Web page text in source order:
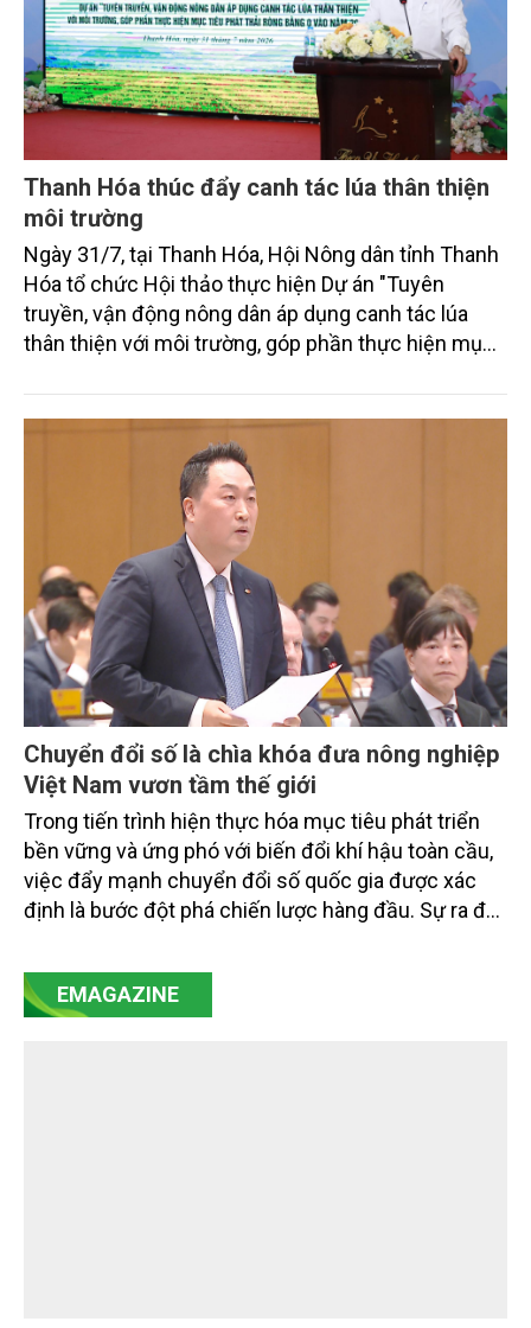
Thanh Hóa thúc đẩy canh tác lúa thân thiện
môi trường
Ngày 31/7, tại Thanh Hóa, Hội Nông dân tỉnh Thanh
Hóa tổ chức Hội thảo thực hiện Dự án "Tuyên
truyền, vận động nông dân áp dụng canh tác lúa
thân thiện với môi trường, góp phần thực hiện mục
trình thu hút sự tham gia của đông đảo đại biểu đến
từ các cơ quan quản lý nhà nước, đơn vị nghiên cứu,
doanh nghiệp, hợp tác xã và nông dân đang trực
tiếp triển khai mô hình sản xuất lúa phát thải thấp.
Chuyển đổi số là chìa khóa đưa nông nghiệp
Việt Nam vươn tầm thế giới
Trong tiến trình hiện thực hóa mục tiêu phát triển
bền vững và ứng phó với biến đổi khí hậu toàn cầu,
việc đẩy mạnh chuyển đổi số quốc gia được xác
định là bước đột phá chiến lược hàng đầu. Sự ra đời
mạnh mẽ, thúc đẩy quá trình cải cách toàn diện,
minh bạch hóa chuỗi cung ứng và nâng cao hiệu
EMAGAZINE